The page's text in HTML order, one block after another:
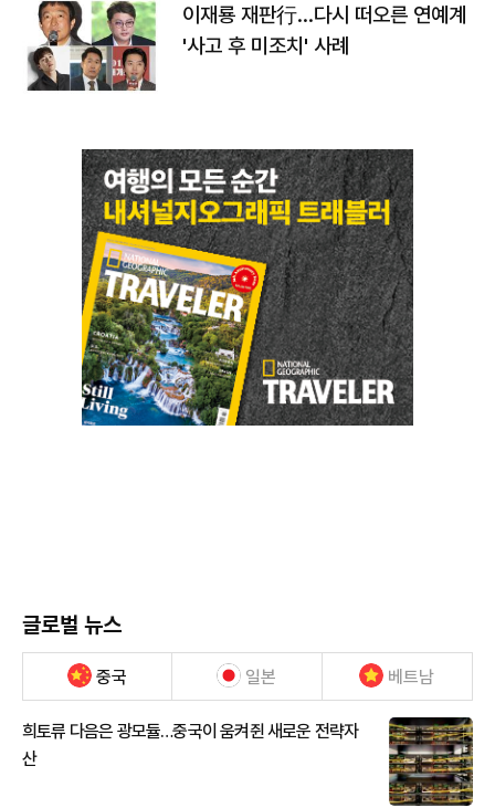
이재룡 재판行…다시 떠오른 연예계
'사고 후 미조치' 사례
글로벌 뉴스
중국 일본 베트남
희토류 다음은 광모듈…중국이 움켜쥔 새로운 전략자
산